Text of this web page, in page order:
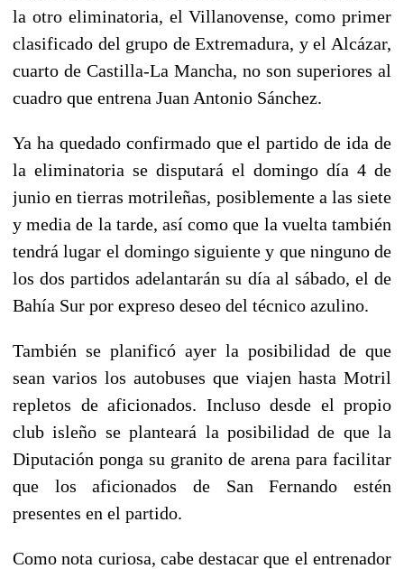
la otro eliminatoria, el Villanovense, como primer
clasificado del grupo de Extremadura, y el Alcázar,
cuarto de Castilla-La Mancha, no son superiores al
cuadro que entrena Juan Antonio Sánchez.
Ya ha quedado confirmado que el partido de ida de
la eliminatoria se disputará el domingo día 4 de
junio en tierras motrileñas, posiblemente a las siete
y media de la tarde, así como que la vuelta también
tendrá lugar el domingo siguiente y que ninguno de
los dos partidos adelantarán su día al sábado, el de
Bahía Sur por expreso deseo del técnico azulino.
También se planificó ayer la posibilidad de que
sean varios los autobuses que viajen hasta Motril
repletos de aficionados. Incluso desde el propio
club isleño se planteará la posibilidad de que la
Diputación ponga su granito de arena para facilitar
que los aficionados de San Fernando estén
presentes en el partido.
Como nota curiosa, cabe destacar que el entrenador